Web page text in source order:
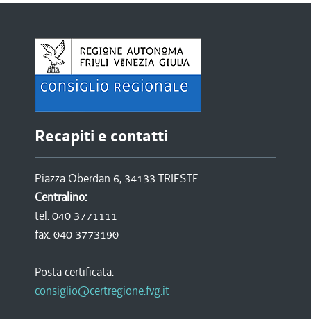
Recapiti e contatti
Piazza Oberdan 6, 34133 TRIESTE
Centralino:
tel. 040 3771111
fax. 040 3773190
Posta certificata:
consiglio@certregione.fvg.it